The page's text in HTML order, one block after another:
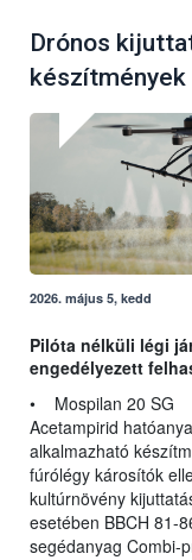
Drónos
2026. május 5, kedd
Pilóta nélküli légi
engedélyezett
• Mospilan 20 SG
Acetampirid
alkalmazható
fúrólégy károsítók
kultúrnövény
esetében BBCH 81-
segédanyag Combi-